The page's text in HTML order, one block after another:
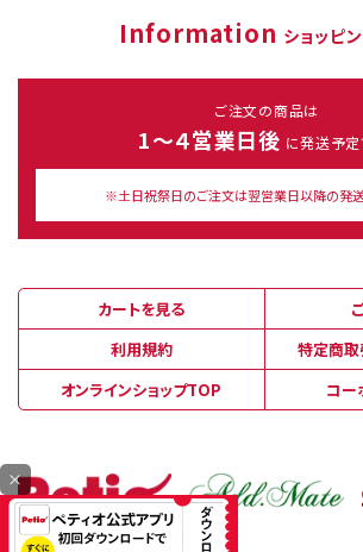
Information ショッピ
ご注文の商品は
1～４営業日後 に発送予定
※土日祝祭日のご注文は翌営業日以降の発送
カートを見る
利用規約
特定商取
オンラインショップTOP
コー
×